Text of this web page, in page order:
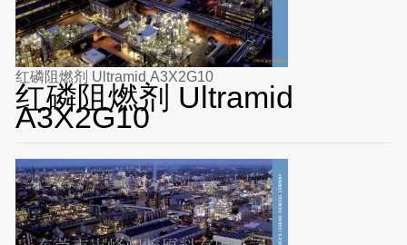
红磷阻燃剂 Ultramid A3X2G10
红磷阻燃剂 Ultramid
A3X2G10